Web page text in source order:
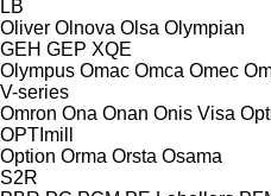
LB
Oliver Olnova Olsa Olympian
GEH GEP XQE
Olympus Omac Omca Omec
V-series
Omron Ona Onan Onis Visa
OPTImill
Option Orma Orsta Osama
S2R